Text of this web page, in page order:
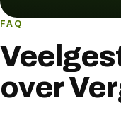
FAQ
over